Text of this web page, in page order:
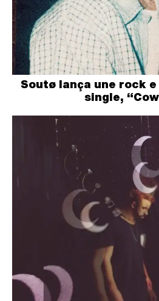
Soutø lança une rock e
single,